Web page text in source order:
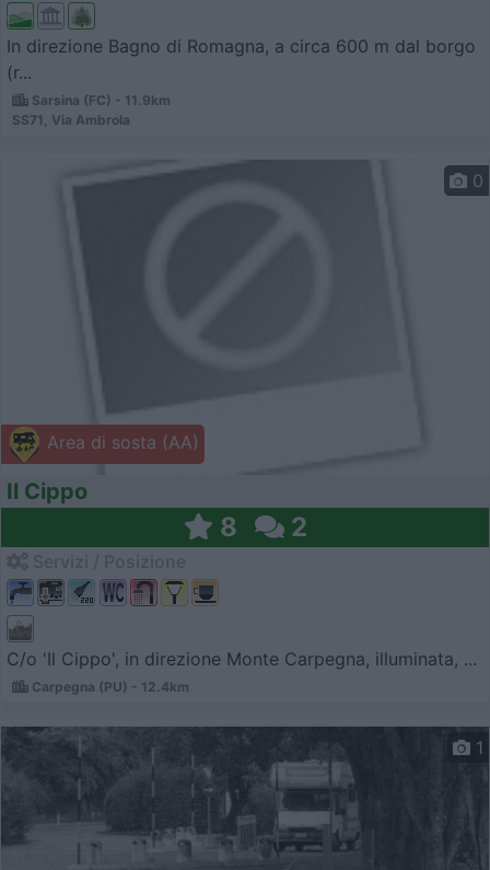
In direzione Bagno di Romagna, a circa 600 m dal borgo
(r...
Sarsina (FC) - 11.9km
SS71, Via Ambrola
Area di sosta (AA)
0
Il Cippo
8 2
C/o 'Il Cippo', in direzione Monte Carpegna, illuminata, ...
Carpegna (PU) - 12.4km
1